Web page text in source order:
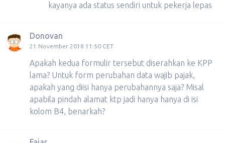
kayanya ada status sendiri untuk pekerja lepas
Donovan
21 November 2018 11:50 CET
Apakah kedua formulir tersebut diserahkan ke KPP
lama? Untuk form perubahan data wajib pajak,
apakah yang diisi hanya perubahannya saja? Misal
apabila pindah alamat ktp jadi hanya hanya di isi
kolom B4, benarkah?